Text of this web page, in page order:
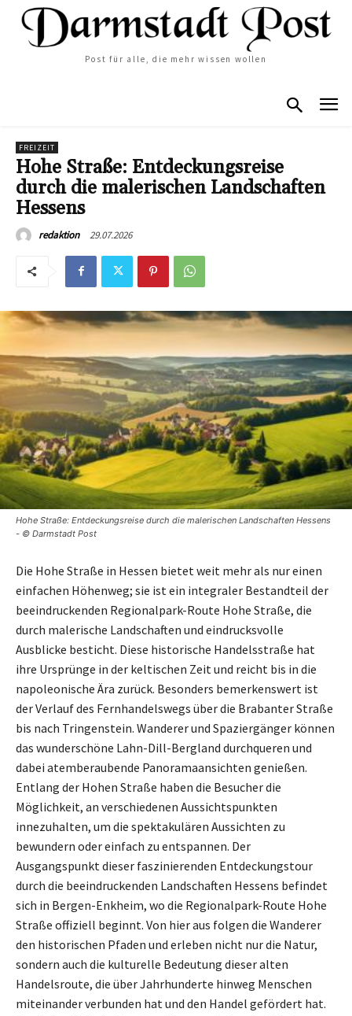
Post für alle, die mehr wissen wollen
FREIZEIT
Hohe Straße: Entdeckungsreise
durch die malerischen Landschaften
Hessens
redaktion 29.07.2026
Hohe Straße: Entdeckungsreise durch die malerischen Landschaften Hessens
- © Darmstadt Post
Die Hohe Straße in Hessen bietet weit mehr als nur einen
einfachen Höhenweg; sie ist ein integraler Bestandteil der
beeindruckenden Regionalpark-Route Hohe Straße, die
durch malerische Landschaften und eindrucksvolle
Ausblicke besticht. Diese historische Handelsstraße hat
ihre Ursprünge in der keltischen Zeit und reicht bis in die
napoleonische Ära zurück. Besonders bemerkenswert ist
der Verlauf des Fernhandelswegs über die Brabanter Straße
bis nach Tringenstein. Wanderer und Spaziergänger können
das wunderschöne Lahn-Dill-Bergland durchqueren und
dabei atemberaubende Panoramaansichten genießen.
Entlang der Hohen Straße haben die Besucher die
Möglichkeit, an verschiedenen Aussichtspunkten
innezuhalten, um die spektakulären Aussichten zu
bewundern oder einfach zu entspannen. Der
Ausgangspunkt dieser faszinierenden Entdeckungstour
durch die beeindruckenden Landschaften Hessens befindet
sich in Bergen-Enkheim, wo die Regionalpark-Route Hohe
Straße offiziell beginnt. Von hier aus folgen die Wanderer
den historischen Pfaden und erleben nicht nur die Natur,
sondern auch die kulturelle Bedeutung dieser alten
Handelsroute, die über Jahrhunderte hinweg Menschen
miteinander verbunden hat und den Handel gefördert hat.